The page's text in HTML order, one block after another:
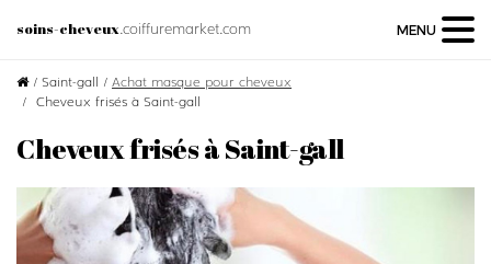
soins-cheveux.coiffuremarket.com MENU
/ Saint-gall / Achat masque pour cheveux
Cheveux frisés à Saint-gall
Cheveux frisés à Saint-gall